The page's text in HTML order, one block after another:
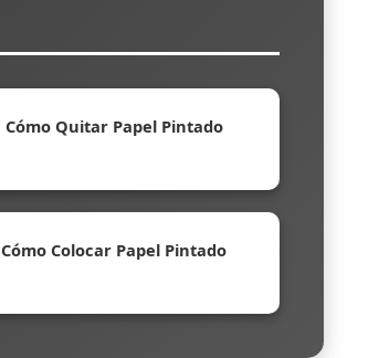
Cómo Quitar Papel Pintado
Cómo Colocar Papel Pintado